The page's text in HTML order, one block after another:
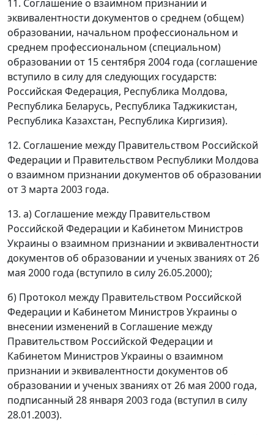
11. Соглашение о взаимном признании и
эквивалентности документов о среднем (общем)
образовании, начальном профессиональном и
среднем профессиональном (специальном)
образовании от 15 сентября 2004 года (соглашение
вступило в силу для следующих государств:
Российская Федерация, Республика Молдова,
Республика Беларусь, Республика Таджикистан,
Республика Казахстан, Республика Киргизия).
12. Соглашение между Правительством Российской
Федерации и Правительством Республики Молдова
о взаимном признании документов об образовании
от 3 марта 2003 года.
13. а) Соглашение между Правительством
Российской Федерации и Кабинетом Министров
Украины о взаимном признании и эквивалентности
документов об образовании и ученых званиях от 26
мая 2000 года (вступило в силу 26.05.2000);
б) Протокол между Правительством Российской
Федерации и Кабинетом Министров Украины о
внесении изменений в Соглашение между
Правительством Российской Федерации и
Кабинетом Министров Украины о взаимном
признании и эквивалентности документов об
образовании и ученых званиях от 26 мая 2000 года,
подписанный 28 января 2003 года (вступил в силу
28.01.2003).